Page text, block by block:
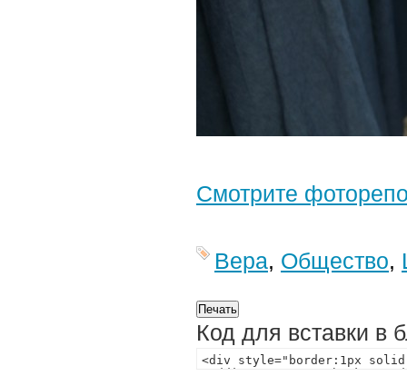
Смотрите
Вера, Общество,
Код для вставки в